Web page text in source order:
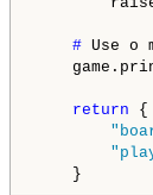
# Use o
return {